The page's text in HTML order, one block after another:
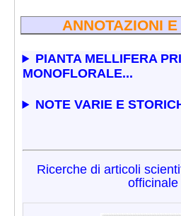
ANNOTAZIONI
PIANTA MELLIFERA
MONOFLORALE...
NOTE VARIE E
Ricerche di articoli
officinale